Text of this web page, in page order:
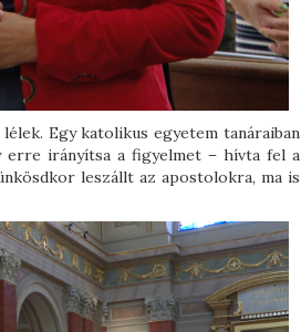
Egy katolikus egyetem tanáraiban
erre irányítsa a figyelmet – hívta fel a
leszállt az apostolokra, ma is